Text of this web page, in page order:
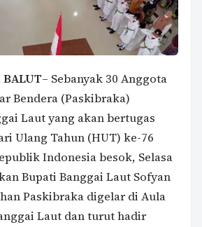
BALUT– Sebanyak 30 Anggota
Bendera (Paskibraka)
Laut yang akan bertugas
Ulang Tahun (HUT) ke-76
Indonesia besok, Selasa
Bupati Banggai Laut Sofyan
Paskibraka digelar di Aula
Laut dan turut hadir